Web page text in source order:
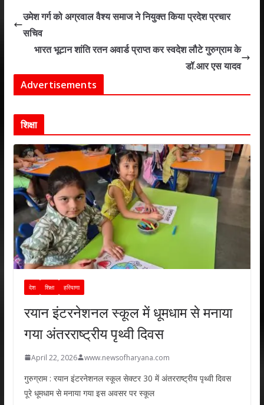
s
p
p
b
o
k
er e
n
l e
उमेश गर्ग को अग्रवाल वैश्य समाज ने नियुक्त किया प्रदेश प्रचार
सचिव
भारत भूटान शांति रतन अवार्ड प्राप्त कर स्वदेश लौटे गुरुग्राम के
डॉ.आर एस यादव
Advertisements
शिक्षा
देश शिक्षा हरियाणा
रयान इंटरनेशनल स्कूल में धूमधाम से मनाया
गया अंतरराष्ट्रीय पृथ्वी दिवस
April 22, 2026 www.newsofharyana.com
गुरुग्राम : रयान इंटरनेशनल स्कूल सेक्टर 30 में अंतरराष्ट्रीय पृथ्वी दिवस
पूरे धूमधाम से मनाया गया इस अवसर पर स्कूल